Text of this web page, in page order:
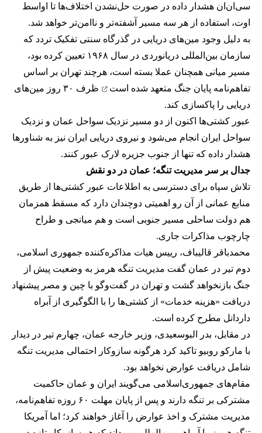
سی‌ان‌ان هشدار داده در صورت حل‌نشدن اختلاف‌ها تا اواسط
اوت، استفاده از هر سه مسیر آشفته‌تر و ناامن‌تر خواهد شد.
به دلیل وجود مین‌های دریایی در گذرگاه سنتی تفکیک تردد که
سازمان بین‌المللی دریانوردی در سال ۱۹۶۸ تعیین کرده بود،
مسیر میانی همچنان عملا بسته است، هرچند تهران بر اساس
تفاهم‌نامه پایان جنگ متعهد شده است
ظرف ۳۰ روز مین‌های
دریایی را پاکسازی کند.
عبور کشتی‌ها اکنون از دو مسیر نزدیک سواحل عمان و نزدیک
سواحل ایران انجام می‌شود و نیروی دریایی ایران نیز به شناورها
هشدار داده که تنها از جنوب جزیره لارک عبور کنند.
جدال بر سر مدیریت تنگه؛ عمان در دو نقش
تلاش سپاه برای دسترسی به اطلاعات عبور کشتی‌ها از طریق
منابع عمانی از آن رو اهمیتی دوچندان دارد که مسقط همزمان
هم دولت ساحلی مسیر جنوبی است و هم میانجی و طراح
چارچوب مذاکرات جاری.
محمدباقر قالیباف، رییس هیات مذاکره‌کننده جمهوری اسلامی،
دوم تیر در عمان گفت مدیریت تنگه هرمز به وضعیت پیش از
جنگ بازنخواهد گشت و تهران در گفت‌وگو با چین و مصر پیشنهاد
دریافت «هزینه خدمات» از کشتی‌ها را با الگوگیری از آبراه
داردانل مطرح کرده است.
در مقابل، بدر البوسعیدی، وزیر خارجه عمان، چهارم تیر در دیدار
با مارکو روبیو تاکید کرد هرگونه سازوکار احتمالی مدیریت تنگه
شامل دریافت عوارض نخواهد بود.
مقام‌های جمهوری‌اسلامی می‌گویند ایران و عمان حاکمیت
مشترکی بر تنگه دارند و پس از پایان مهلت ۶۰ روزه تفاهم‌نامه،
مدیریت مشترک و اخذ عوارض را آغاز خواهند کرد؛ اما آمریکا